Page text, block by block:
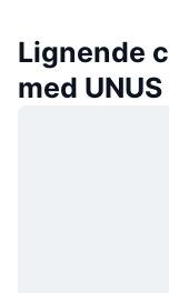
Lignende
med UNUS